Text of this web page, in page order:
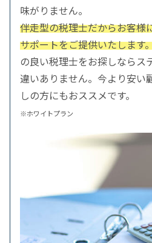
味がりません。
伴走型の税理士だからお客様
サポートをご提供いたします
の良い税理士をお探しならス
違いありません。今より安い
しの方にもおススメです。
※ホワイトプラン